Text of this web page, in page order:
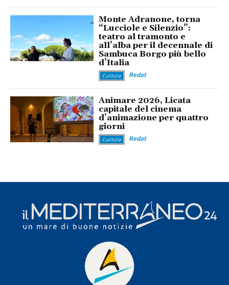
Monte Adranone, torna
“Lucciole e Silenzio”:
teatro al tramonto e
all’alba per il decennale di
Sambuca Borgo più bello
d’Italia
Cultura Redat
Animare 2026, Licata
capitale del cinema
d’animazione per quattro
giorni
Cultura Redat